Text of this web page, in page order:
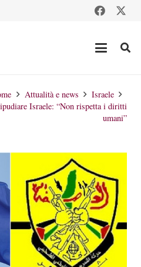
Attualità e news
Israele
Israele: “Non rispetta i diritti
umani”